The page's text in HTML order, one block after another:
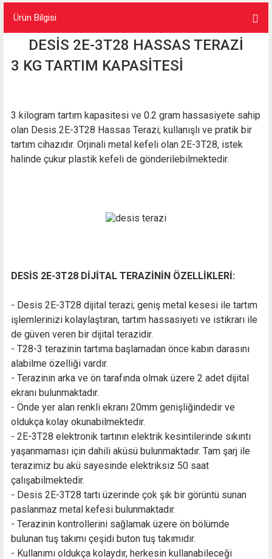
Ürün Bilgisi
DESİS 2E-3T28 HASSAS TERAZİ
3 KG TARTIM KAPASİTESİ
3 kilogram tartım kapasitesi ve 0.2 gram hassasiyete sahip
olan Desis 2E-3T28 Hassas Terazi; kullanışlı ve pratik bir
tartım cihazıdır. Orjinali metal kefeli olan 2E-3T28, istek
halinde çukur plastik kefeli de gönderilebilmektedir.
DESİS 2E-3T28 DİJİTAL TERAZİNİN ÖZELLİKLERİ:
- Desis 2E-3T28 dijital terazi; geniş metal kesesi ile tartım
işlemlerinizi kolaylaştıran, tartım hassasiyeti ve istikrarı ile
de güven veren bir dijital terazidir.
- T28-3 terazinin tartıma başlamadan önce kabın darasını
alabilme özelliği vardır.
- Terazinin arka ve ön tarafında olmak üzere 2 adet dijital
ekranı bulunmaktadır.
- Önde yer alan renkli ekranı 20mm genişliğindedir ve
oldukça kolay okunabilmektedir.
- 2E-3T28 elektronik tartının elektrik kesintilerinde sıkıntı
yaşanmaması için dahili aküsü bulunmaktadır. Tam şarj ile
terazimiz bu akü sayesinde elektriksiz 50 saat
çalışabilmektedir.
- Desis 2E-3T28 tartı üzerinde çok şık bir görüntü sunan
paslanmaz metal kefesi bulunmaktadır.
- Terazinin kontrollerini sağlamak üzere ön bölümde
bulunan tuş takımı çeşidi buton tuş takımıdır.
- Kullanımı oldukça kolaydır, herkesin kullanabileceği